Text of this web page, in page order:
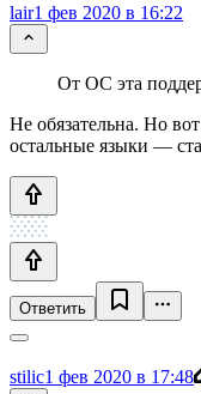
lair1 фев 2020 в 16:22
От ОС эта
Не обязательна. Но
остальные языки —
Ответить
stilic1 фев 2020 в 17:48